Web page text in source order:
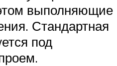
выполняющие
Стандартная
под